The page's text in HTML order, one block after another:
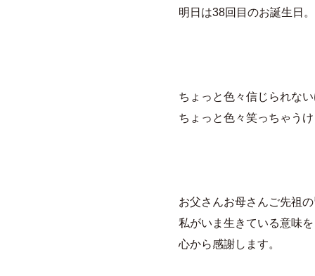
明日は38回目のお誕生日。
ちょっと色々信じられな
ちょっと色々笑っちゃう
お父さんお母さんご先祖
私がいま生きている意味
心から感謝します。